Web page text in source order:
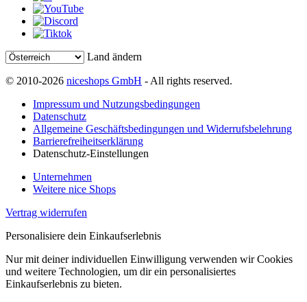
Land ändern
© 2010-2026 niceshops GmbH - All rights reserved.
Impressum und Nutzungsbedingungen
Datenschutz
Allgemeine Geschäftsbedingungen und Widerrufsbelehrung
Barrierefreiheitserklärung
Datenschutz-Einstellungen
Unternehmen
Weitere nice Shops
Vertrag widerrufen
Personalisiere dein Einkaufserlebnis
Nur mit deiner individuellen Einwilligung verwenden wir Cookies
und weitere Technologien, um dir ein personalisiertes
Einkaufserlebnis zu bieten.